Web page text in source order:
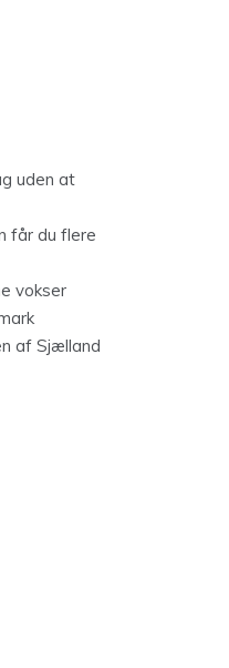
uden at
får du flere
vokser
af Sjælland